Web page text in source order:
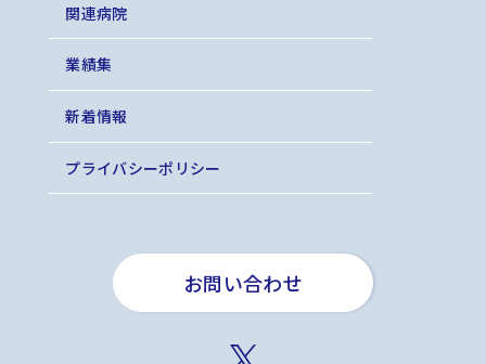
関連病院
業績集
新着情報
プライバシーポリシー
お問い合わせ